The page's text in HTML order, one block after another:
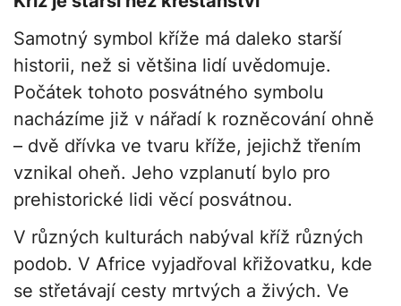
Samotný symbol kříže má daleko starší
historii, než si většina lidí uvědomuje.
Počátek tohoto posvátného symbolu
nacházíme již v nářadí k rozněcování ohně
– dvě dřívka ve tvaru kříže, jejichž třením
vznikal oheň. Jeho vzplanutí bylo pro
prehistorické lidi věcí posvátnou.
V různých kulturách nabýval kříž různých
podob. V Africe vyjadřoval křižovatku, kde
se střetávají cesty mrtvých a živých. Ve